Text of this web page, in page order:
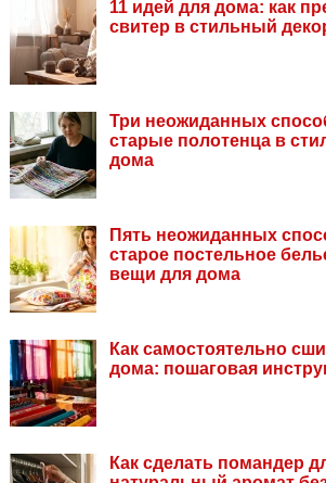
11 идей для дома: как
свитер в стильный
Три неожиданных
старые полотенца в
дома
Пять неожиданных
старое постельное
вещи для дома
Как самостоятельно
дома: пошаговая
Как сделать помандер